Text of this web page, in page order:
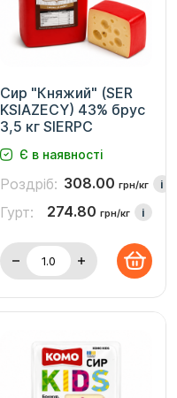
Сир "Княжий" (SER
KSIAZECY) 43% брус
3,5 кг SIERPC
Є в наявності
Роздріб: 308.00 грн/кг i
Гурт: 274.80 грн/кг i